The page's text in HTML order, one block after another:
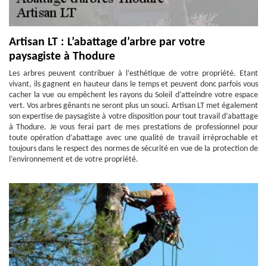
Artisan LT : L’abattage d’arbre par votre
paysagiste à Thodure
Les arbres peuvent contribuer à l’esthétique de votre propriété. Etant
vivant, ils gagnent en hauteur dans le temps et peuvent donc parfois vous
cacher la vue ou empêchent les rayons du Soleil d’atteindre votre espace
vert. Vos arbres gênants ne seront plus un souci. Artisan LT met également
son expertise de paysagiste à votre disposition pour tout travail d’abattage
à Thodure. Je vous ferai part de mes prestations de professionnel pour
toute opération d’abattage avec une qualité de travail irréprochable et
toujours dans le respect des normes de sécurité en vue de la protection de
l’environnement et de votre propriété.